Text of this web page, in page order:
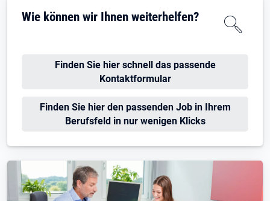
Wie können wir Ihnen weiterhelfen?
Finden Sie hier schnell das passende
Kontaktformular
Finden Sie hier den passenden Job in Ihrem
Berufsfeld in nur wenigen Klicks